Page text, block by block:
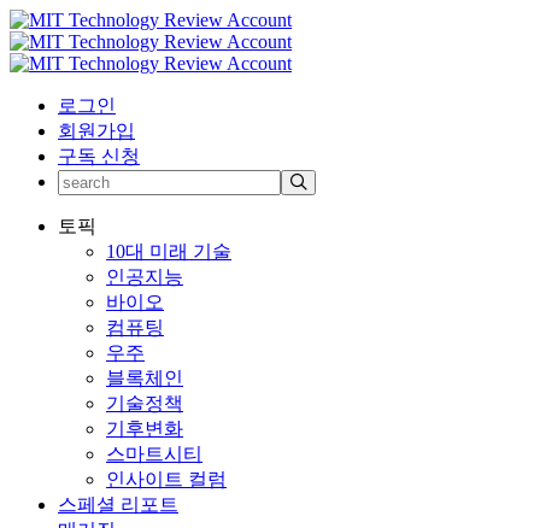
로그인
회원가입
구독 신청
토픽
10대 미래 기술
인공지능
바이오
컴퓨팅
우주
블록체인
기술정책
기후변화
스마트시티
인사이트 컬럼
스페셜 리포트